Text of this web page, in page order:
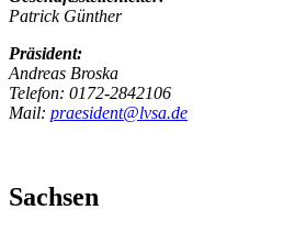
Patrick Günther
Präsident:
Andreas Broska
Telefon: 0172-2842106
Mail: praesident@lvsa.de
Sachsen